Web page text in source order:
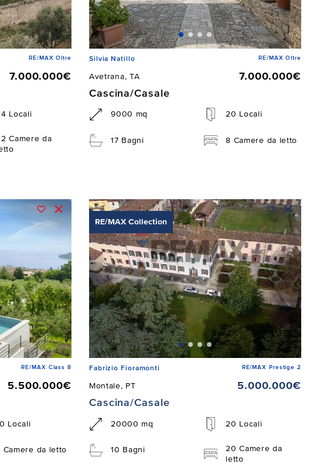
RE/MAX Oltre
7.000.000€
Locali
Camere da
Silvia Natillo RE/MAX Oltre
Avetrana, TA
7.000.000€
Cascina/Casale
9000 mq 20 Locali
17 Bagni 8 Camere da letto
RE/MAX Class 8
5.500.000€
Locali
Camere da letto
RE/MAX Collection
Fabrizio Fioramonti RE/MAX Prestige 2
Montale, PT
5.000.000€
Cascina/Casale
20000 mq 20 Locali
10 Bagni
20 Camere da
letto